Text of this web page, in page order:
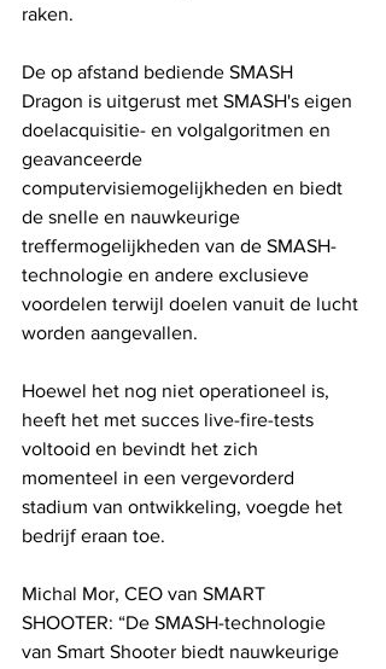
raken.
De op afstand bediende SMASH
Dragon is uitgerust met SMASH's eigen
doelacquisitie- en volgalgoritmen en
geavanceerde
computervisiemogelijkheden en biedt
de snelle en nauwkeurige
treffermogelijkheden van de SMASH-
technologie en andere exclusieve
voordelen terwijl doelen vanuit de lucht
worden aangevallen.
Hoewel het nog niet operationeel is,
heeft het met succes live-fire-tests
voltooid en bevindt het zich
momenteel in een vergevorderd
stadium van ontwikkeling, voegde het
bedrijf eraan toe.
Michal Mor, CEO van SMART
SHOOTER: “De SMASH-technologie
van Smart Shooter biedt nauwkeurige